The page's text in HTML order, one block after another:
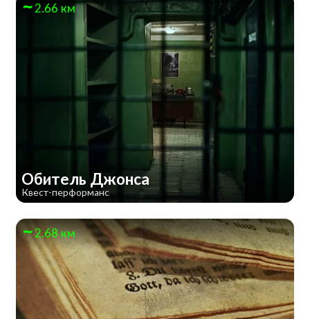
2.66 км
Обитель Джонса
Квест-перформанс
2.68 км